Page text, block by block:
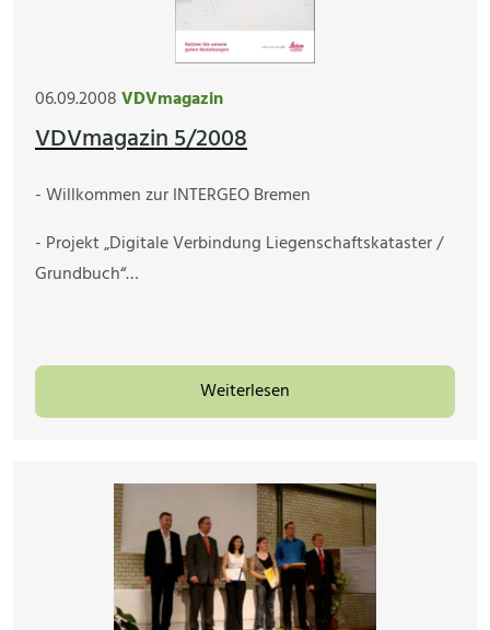
06.09.2008VDVmagazin
VDVmagazin 5/2008
- Willkommen zur INTERGEO Bremen
- Projekt „Digitale Verbindung Liegenschaftskataster /
Grundbuch“…
Weiterlesen